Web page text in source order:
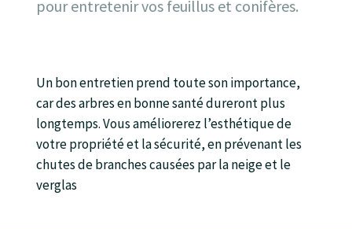
pour entretenir vos feuillus et conifères.
Un bon entretien prend toute son importance,
car des arbres en bonne santé dureront plus
longtemps. Vous améliorerez l’esthétique de
votre propriété et la sécurité, en prévenant les
chutes de branches causées par la neige et le
verglas